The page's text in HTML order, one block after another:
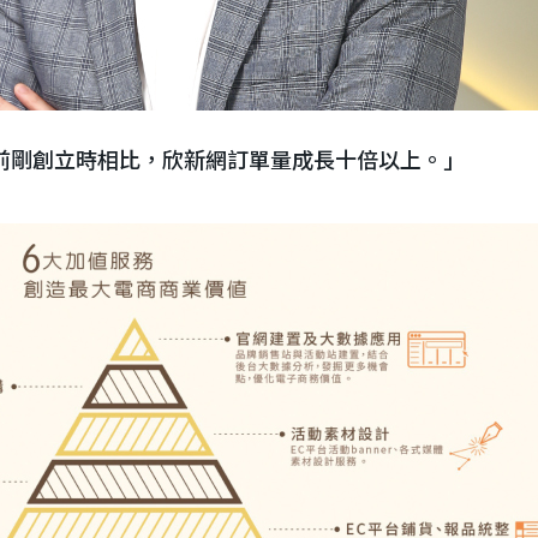
創立時相比，欣新網訂單量成長十倍以上。」